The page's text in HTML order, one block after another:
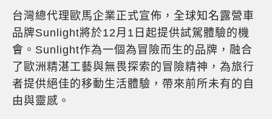
台灣總代理歐馬企業正式宣佈，全球知名露營車
品牌Sunlight將於12月1日起提供試駕體驗的機
會。Sunlight作為一個為冒險而生的品牌，融合
了歐洲精湛工藝與無畏探索的冒險精神，為旅行
者提供絕佳的移動生活體驗，帶來前所未有的自
由與靈感。